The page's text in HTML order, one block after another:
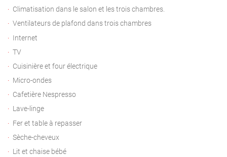
Climatisation dans le salon et les trois chambres.
Ventilateurs de plafond dans trois chambres
Internet
TV
Cuisinière et four électrique
Micro-ondes
Cafetière Nespresso
Lave-linge
Fer et table à repasser
Sèche-cheveux
Lit et chaise bébé